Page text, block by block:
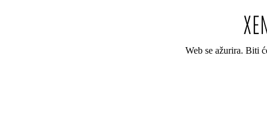
Web se ažurira. Biti